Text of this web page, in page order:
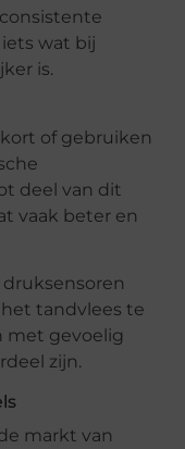
wat bij
is.
of gebruiken
deel van dit
vaak beter en
tandvlees te
met gevoelig
zijn.
markt van